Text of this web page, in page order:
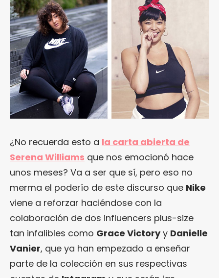
¿No recuerda esto a la carta abierta de
Serena Williams que nos emocionó hace
unos meses? Va a ser que sí, pero eso no
merma el poderío de este discurso que Nike
viene a reforzar haciéndose con la
colaboración de dos influencers plus-size
tan infalibles como Grace Victoryy Danielle
Vanier, que ya han empezado a enseñar
parte de la colección en sus respectivas